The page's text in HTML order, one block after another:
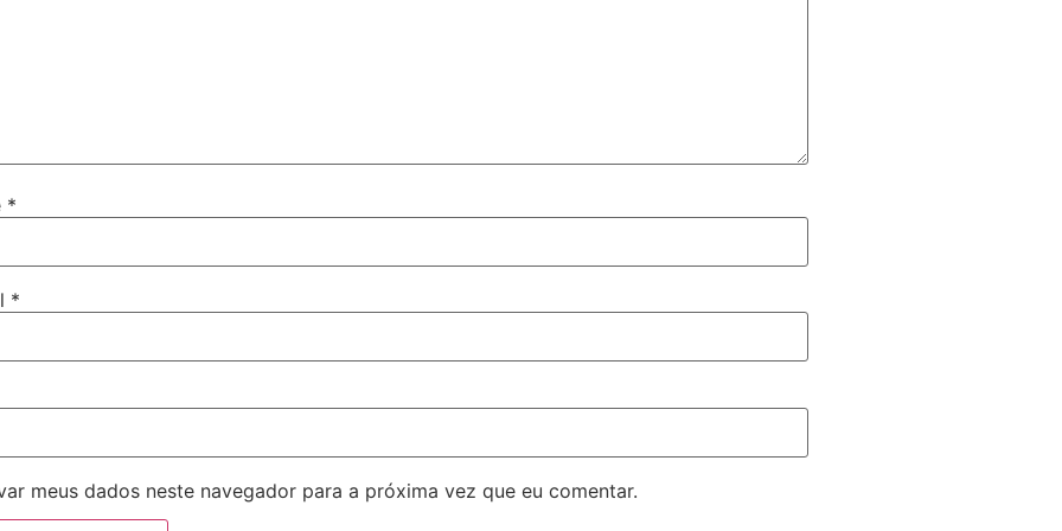
*
*
meus dados neste navegador para a próxima vez que eu comentar.